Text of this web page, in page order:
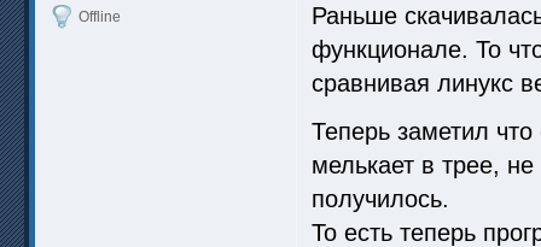
Offline
Раньше
функционале. То
сравнивая линукс
Теперь заметил
мелькает в трее,
получилось.
То есть теперь